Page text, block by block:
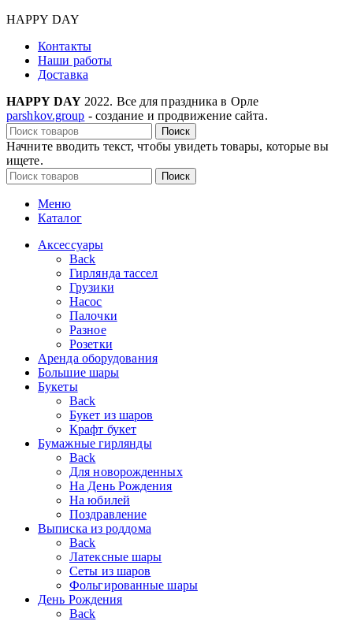
HAPPY DAY
Контакты
Наши работы
Доставка
HAPPY DAY 2022. Все для праздника в Орле
parshkov.group - создание и продвижение сайта.
Поиск
Начните вводить текст, чтобы увидеть товары, которые вы
ищете.
Поиск
Меню
Каталог
Аксессуары
Back
Гирлянда тассел
Грузики
Насос
Палочки
Разное
Розетки
Аренда оборудования
Большие шары
Букеты
Back
Букет из шаров
Крафт букет
Бумажные гирлянды
Back
Для новорожденных
На День Рождения
На юбилей
Поздравление
Выписка из роддома
Back
Латексные шары
Сеты из шаров
Фольгированные шары
День Рождения
Back